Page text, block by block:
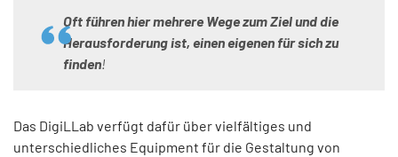
Oft führen hier mehrere Wege zum Ziel und die
Herausforderung ist, einen eigenen für sich zu
finden!
Das DigiLLab verfügt dafür über vielfältiges und
unterschiedliches Equipment für die Gestaltung von